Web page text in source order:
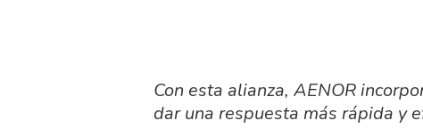
Con esta alianza, AENOR
dar una respuesta más rápida y